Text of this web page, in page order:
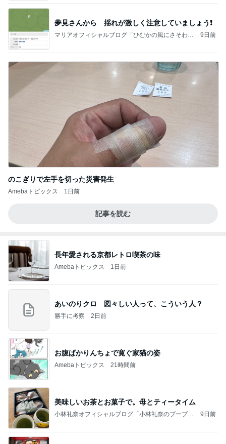
夢見さんから 揺れが激しく注意していましょう❗️
マリアオフィシャルブログ「ひむかの風にさそわれ
9日前
のこぎりで左手を切った災害発生
Amebaトピックス 1日前
記事を読む
長年愛される京都レトロ喫茶の味
Amebaトピックス 1日前
あいのりクロ 図々しい人って、こういう人？
勝手に考察 2日前
お腹ぱかりんちょで寛ぐ家猫の姿
Amebaトピックス 21時間前
美味しいお茶とお菓子で。母とティータイム
小林礼奈オフィシャルブログ「小林礼奈のブーブー
9日前